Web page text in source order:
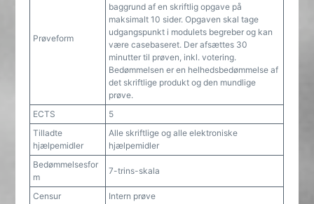
Prøveform
baggrund af en skriftlig opgave på
maksimalt 10 sider. Opgaven skal tage
udgangspunkt i modulets begreber og kan
være casebaseret. Der afsættes 30
minutter til prøven, inkl. votering.
Bedømmelsen er en helhedsbedømmelse af
det skriftlige produkt og den mundlige
prøve.
ECTS
5
Tilladte
hjælpemidler
Alle skriftlige og alle elektroniske
hjælpemidler
Bedømmelsesfor
m
7-trins-skala
Censur
Intern prøve